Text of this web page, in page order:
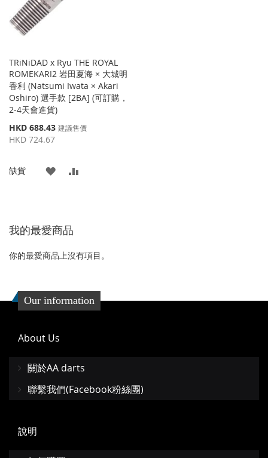
TRiNiDAD x Ryu THE ROYAL
ROMEKARI2 岩田夏海 × 大城明
香利 (Natsumi Iwata × Akari
Oshiro) 選手款 [2BA] (可訂購，
2-4天會進貨)
特
殊
HKD 688.43 建議售價
HKD 724.67
缺貨
添
收
藏
較
我的最愛商品
你的最愛商品上沒有項目。
Our information
About Us
關於AA darts
聯繫我們(Facebook粉絲團)
說明